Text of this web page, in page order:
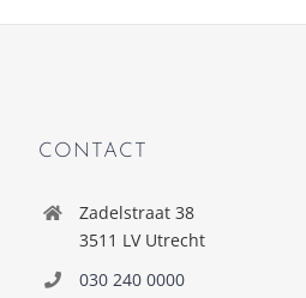
CONTACT
Zadelstraat 38
3511 LV Utrecht
030 240 0000